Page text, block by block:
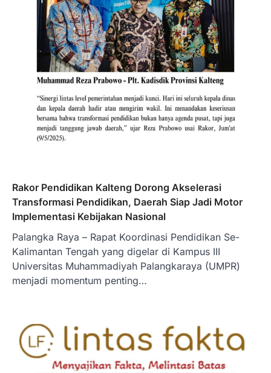
Rakor Pendidikan Kalteng Dorong Akselerasi
Transformasi Pendidikan, Daerah Siap Jadi Motor
Implementasi Kebijakan Nasional
Palangka Raya – Rapat Koordinasi Pendidikan Se-
Kalimantan Tengah yang digelar di Kampus III
Universitas Muhammadiyah Palangkaraya (UMPR)
menjadi momentum penting…